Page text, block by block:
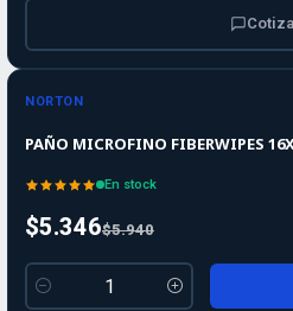
-10%OFF
NORTON
PAÑO MICROFINO FIBERWIPES
En stock
$5.346$5.940
Cantidad